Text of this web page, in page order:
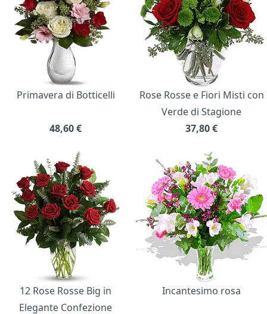
Primavera di Botticelli
48,60€
Rose Rosse e Fiori Misti con
Verde di Stagione
37,80€
12 Rose Rosse Big in
Elegante Confezione
Incantesimo rosa